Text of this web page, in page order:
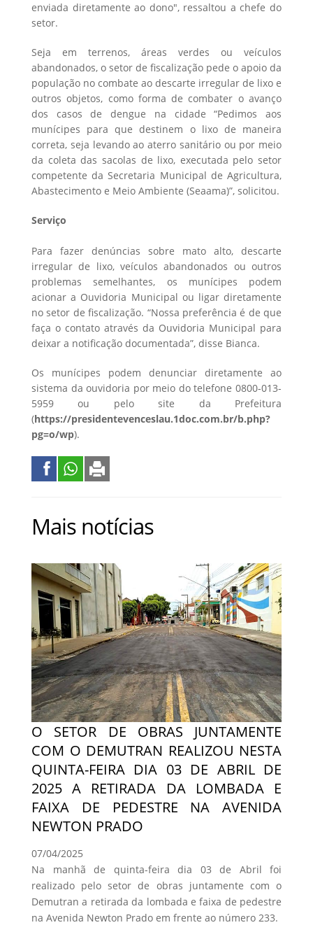
enviada diretamente ao dono", ressaltou a chefe do
setor.
Seja em terrenos, áreas verdes ou veículos
abandonados, o setor de fiscalização pede o apoio da
população no combate ao descarte irregular de lixo e
outros objetos, como forma de combater o avanço
dos casos de dengue na cidade “Pedimos aos
munícipes para que destinem o lixo de maneira
correta, seja levando ao aterro sanitário ou por meio
da coleta das sacolas de lixo, executada pelo setor
competente da Secretaria Municipal de Agricultura,
Abastecimento e Meio Ambiente (Seaama)”, solicitou.
Serviço
Para fazer denúncias sobre mato alto, descarte
irregular de lixo, veículos abandonados ou outros
problemas semelhantes, os munícipes podem
acionar a Ouvidoria Municipal ou ligar diretamente
no setor de fiscalização. “Nossa preferência é de que
faça o contato através da Ouvidoria Municipal para
deixar a notificação documentada”, disse Bianca.
Os munícipes podem denunciar diretamente ao
sistema da ouvidoria por meio do telefone 0800-013-
5959 ou pelo site da Prefeitura
(https://presidentevenceslau.1doc.com.br/b.php?
pg=o/wp).
Mais notícias
O SETOR DE OBRAS JUNTAMENTE
COM O DEMUTRAN REALIZOU NESTA
QUINTA-FEIRA DIA 03 DE ABRIL DE
2025 A RETIRADA DA LOMBADA E
FAIXA DE PEDESTRE NA AVENIDA
NEWTON PRADO
07/04/2025
Na manhã de quinta-feira dia 03 de Abril foi
realizado pelo setor de obras juntamente com o
Demutran a retirada da lombada e faixa de pedestre
na Avenida Newton Prado em frente ao número 233.